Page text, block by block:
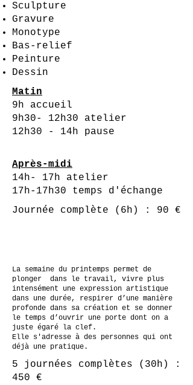
Sculpture
Gravure
Monotype
Bas-relief
Peinture
Dessin
Matin
9h accueil
9h30- 12h30 atelier
12h30 - 14h pause
Après-midi
14h- 17h atelier
17h-17h30 temps d'échange
Journée complète (6h) : 90 €
La semaine du printemps permet de
plonger dans le travail, vivre plus
intensément une expression artistique
dans une durée, respirer d’une manière
profonde dans sa création et se donner
le temps d’ouvrir une porte dont on a
juste égaré la clef.
Elle s'adresse à des personnes qui ont
déjà une pratique.
5 journées complètes (30h) :
450 €